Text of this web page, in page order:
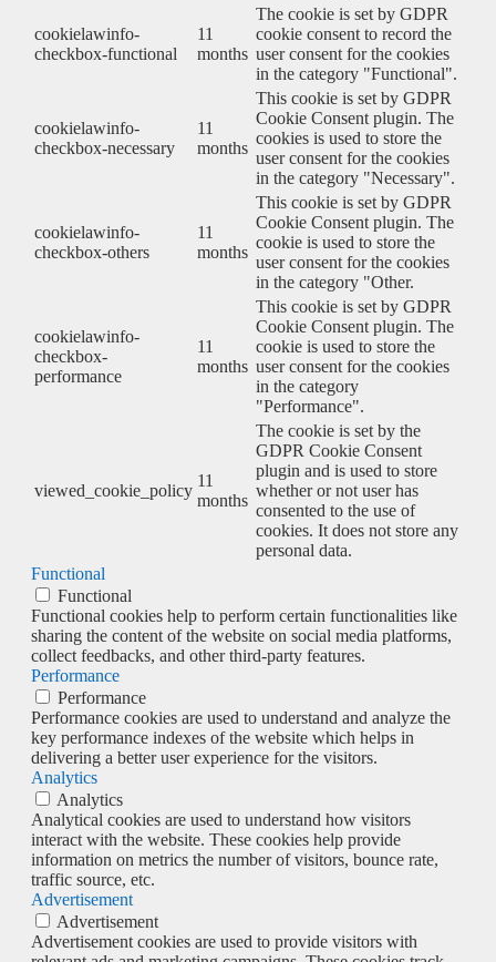
cookielawinfo-
checkbox-functional
11
months
The cookie is set by GDPR
cookie consent to record the
user consent for the cookies
in the category "Functional".
cookielawinfo-
checkbox-necessary
11
months
This cookie is set by GDPR
Cookie Consent plugin. The
cookies is used to store the
user consent for the cookies
in the category "Necessary".
cookielawinfo-
checkbox-others
11
months
This cookie is set by GDPR
Cookie Consent plugin. The
cookie is used to store the
user consent for the cookies
in the category "Other.
cookielawinfo-
checkbox-
performance
11
months
This cookie is set by GDPR
Cookie Consent plugin. The
cookie is used to store the
user consent for the cookies
in the category
"Performance".
viewed_cookie_policy
11
months
The cookie is set by the
GDPR Cookie Consent
plugin and is used to store
whether or not user has
consented to the use of
cookies. It does not store any
personal data.
Functional
Functional
Functional cookies help to perform certain functionalities like
sharing the content of the website on social media platforms,
collect feedbacks, and other third-party features.
Performance
Performance
Performance cookies are used to understand and analyze the
key performance indexes of the website which helps in
delivering a better user experience for the visitors.
Analytics
Analytics
Analytical cookies are used to understand how visitors
interact with the website. These cookies help provide
information on metrics the number of visitors, bounce rate,
traffic source, etc.
Advertisement
Advertisement
Advertisement cookies are used to provide visitors with